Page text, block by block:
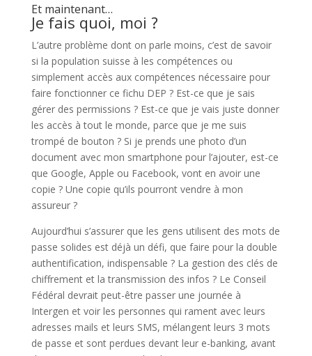
Et maintenant…
Je fais quoi, moi ?
L’autre problème dont on parle moins, c’est de savoir
si la population suisse à les compétences ou
simplement accès aux compétences nécessaire pour
faire fonctionner ce fichu DEP ? Est-ce que je sais
gérer des permissions ? Est-ce que je vais juste donner
les accès à tout le monde, parce que je me suis
trompé de bouton ? Si je prends une photo d’un
document avec mon smartphone pour l’ajouter, est-ce
que Google, Apple ou Facebook, vont en avoir une
copie ? Une copie qu’ils pourront vendre à mon
assureur ?
Aujourd’hui s’assurer que les gens utilisent des mots de
passe solides est déjà un défi, que faire pour la double
authentification, indispensable ? La gestion des clés de
chiffrement et la transmission des infos ? Le Conseil
Fédéral devrait peut-être passer une journée à
Intergen et voir les personnes qui rament avec leurs
adresses mails et leurs SMS, mélangent leurs 3 mots
de passe et sont perdues devant leur e-banking, avant